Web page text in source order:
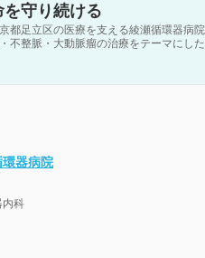
を守り続ける
都足立区の医療を支える綾瀬循環器病
不整脈・大動脈瘤の治療をテーマにし
器病院
内科